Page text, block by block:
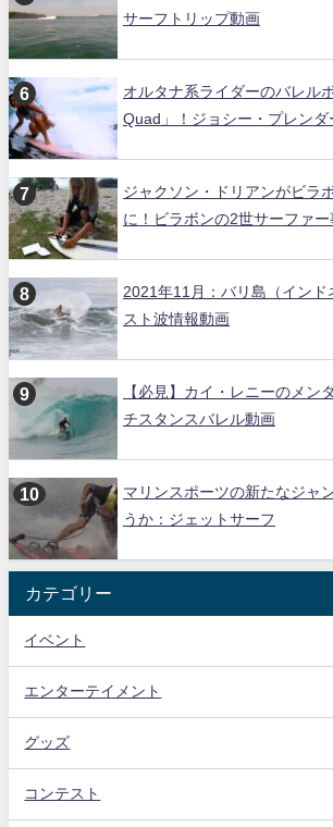
サーフトリップ動画
オルタナ系ライダーのバレル
Quad」！ジョシー・プレンダ
ジャクソン・ドリアンがビラ
に！ビラボンの2世サーファー
2021年11月：バリ島（インド
スト波情報動画
【必見】カイ・レニーのメン
チスタンスバレル動画
マリンスポーツの新たなジャ
うか：ジェットサーフ
カテゴリー
イベント
エンターテイメント
グッズ
コンテスト